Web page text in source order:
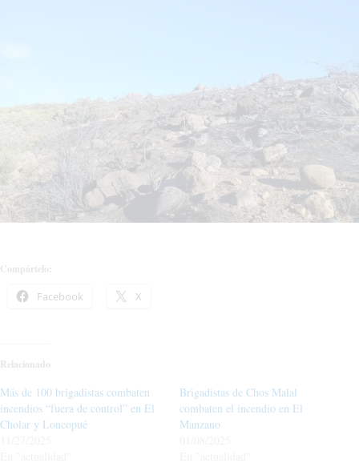
Compártelo:
Facebook X
Relacionado
Más de 100 brigadistas combaten
incendios “fuera de control” en El
Cholar y Loncopué
Brigadistas de Chos Malal
combaten el incendio en El
Manzano